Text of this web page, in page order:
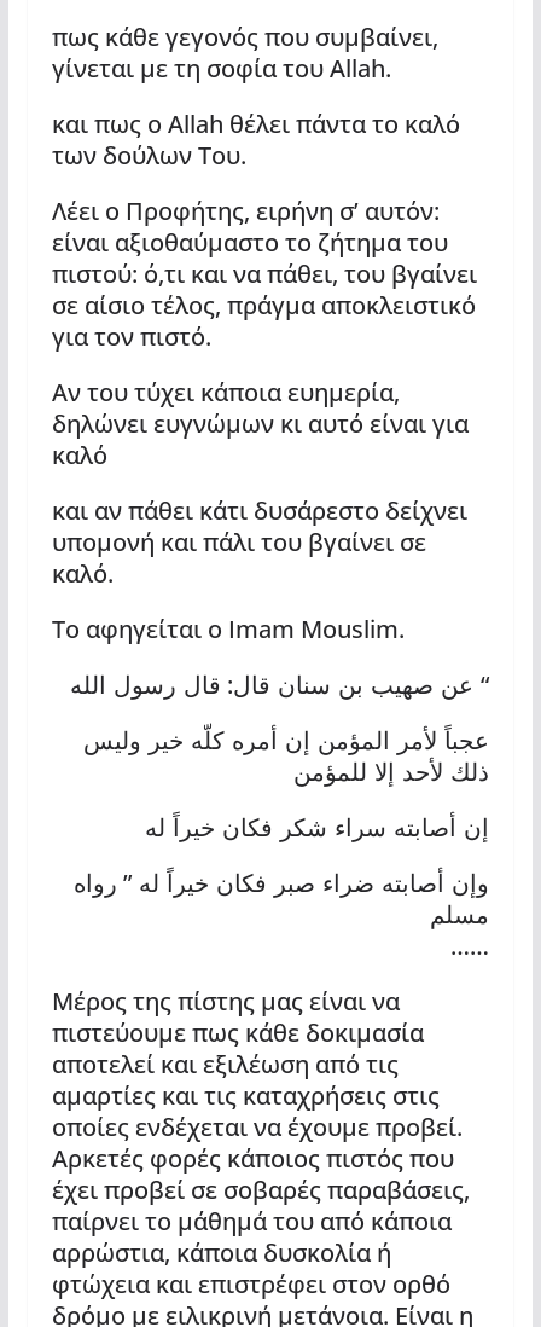
πως κάθε γεγονός που συμβαίνει,
γίνεται με τη σοφία του Allah.
και πως ο Allah θέλει πάντα το καλό
των δούλων Του.
Λέει ο Προφήτης, ειρήνη σ’ αυτόν:
είναι αξιοθαύμαστο το ζήτημα του
πιστού: ό,τι και να πάθει, του βγαίνει
σε αίσιο τέλος, πράγμα αποκλειστικό
για τον πιστό.
Αν του τύχει κάποια ευημερία,
δηλώνει ευγνώμων κι αυτό είναι για
καλό
και αν πάθει κάτι δυσάρεστο δείχνει
υπομονή και πάλι του βγαίνει σε
καλό.
Το αφηγείται ο Imam Mouslim.
عن صهيب بن سنان قال: قال رسول الله“
عجباً لأمر المؤمن إن أمره كلّه خير وليس
ذلك لأحد إلا للمؤمن
إن أصابته سراء شكر فكان خيراً له
وإن أصابته ضراء صبر فكان خيراً له ” رواه
مسلم
……
Μέρος της πίστης μας είναι να
πιστεύουμε πως κάθε δοκιμασία
αποτελεί και εξιλέωση από τις
αμαρτίες και τις καταχρήσεις στις
οποίες ενδέχεται να έχουμε προβεί.
Αρκετές φορές κάποιος πιστός που
έχει προβεί σε σοβαρές παραβάσεις,
παίρνει το μάθημά του από κάποια
αρρώστια, κάποια δυσκολία ή
φτώχεια και επιστρέφει στον ορθό
δρόμο με ειλικρινή μετάνοια. Είναι η